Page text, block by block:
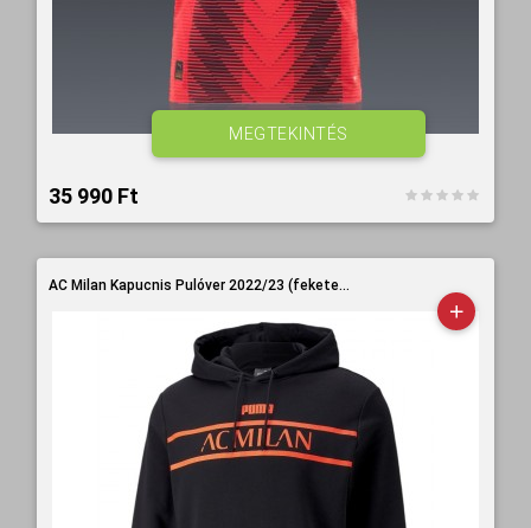
35 990 Ft‎
MEGTEKINTÉS
AC Milan Kapucnis Pulóver 2022/23 (fekete...